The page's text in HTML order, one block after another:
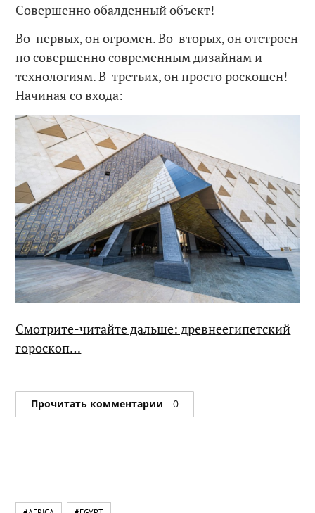
Совершенно обалденный объект!
Во-первых, он огромен. Во-вторых, он отстроен
по совершенно современным дизайнам и
технологиям. В-третьих, он просто роскошен!
Начиная со входа:
Смотрите-читайте дальше: древнеегипетский
гороскоп…
Прочитать комментарии 0